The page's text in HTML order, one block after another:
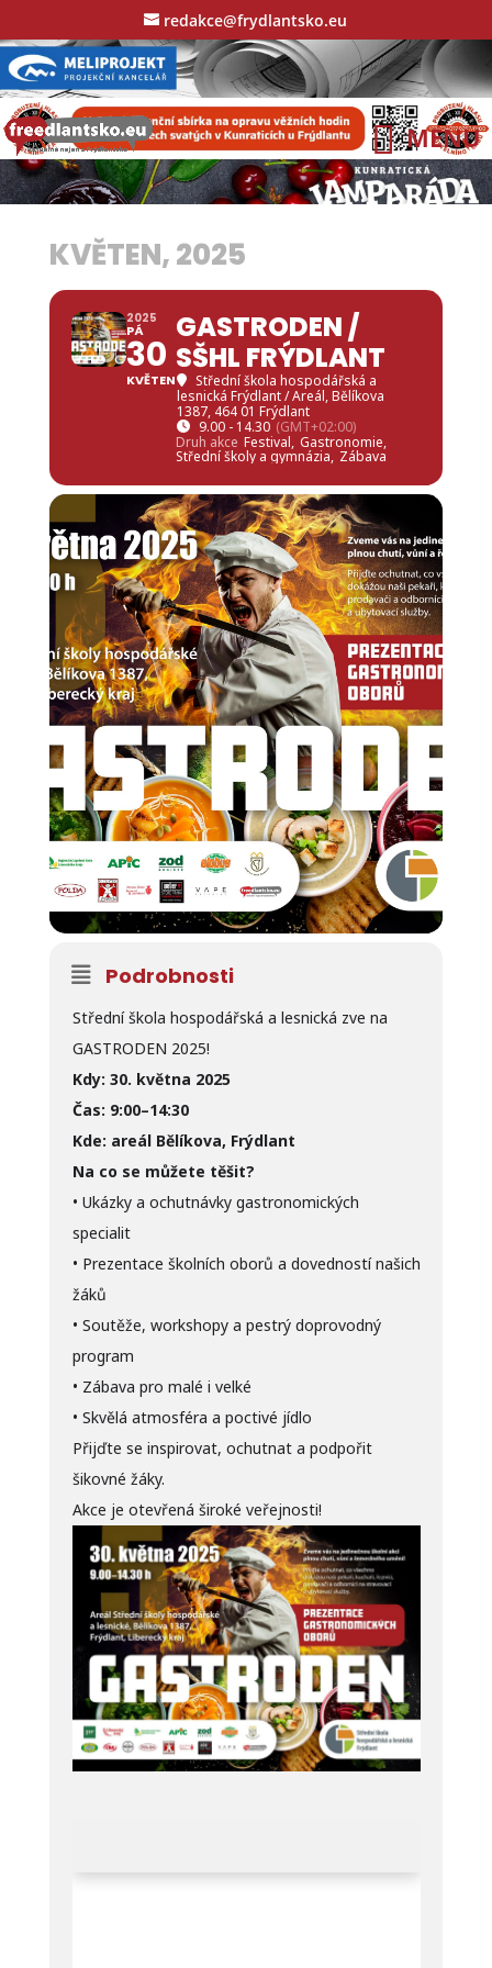
redakce@frydlantsko.eu
KVĚTEN, 2025
2025
PÁ
30
KVĚTEN
GASTRODEN /
SŠHL FRÝDLANT
Střední škola hospodářská a
lesnická Frýdlant / Areál, Bělíkova
1387, 464 01 Frýdlant
9.00 - 14.30 (GMT+02:00)
Druh akce Festival, Gastronomie,
Střední školy a gymnázia, Zábava
Podrobnosti
Střední škola hospodářská a lesnická zve na
GASTRODEN 2025!
Kdy: 30. května 2025
Čas: 9:00–14:30
Kde: areál Bělíkova, Frýdlant
Na co se můžete těšit?
• Ukázky a ochutnávky gastronomických
specialit
• Prezentace školních oborů a dovedností našich
žáků
• Soutěže, workshopy a pestrý doprovodný
program
• Zábava pro malé i velké
• Skvělá atmosféra a poctivé jídlo
Přijďte se inspirovat, ochutnat a podpořit
šikovné žáky.
Akce je otevřená široké veřejnosti!